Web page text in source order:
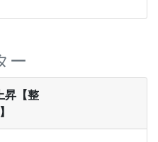
ー
昇【整